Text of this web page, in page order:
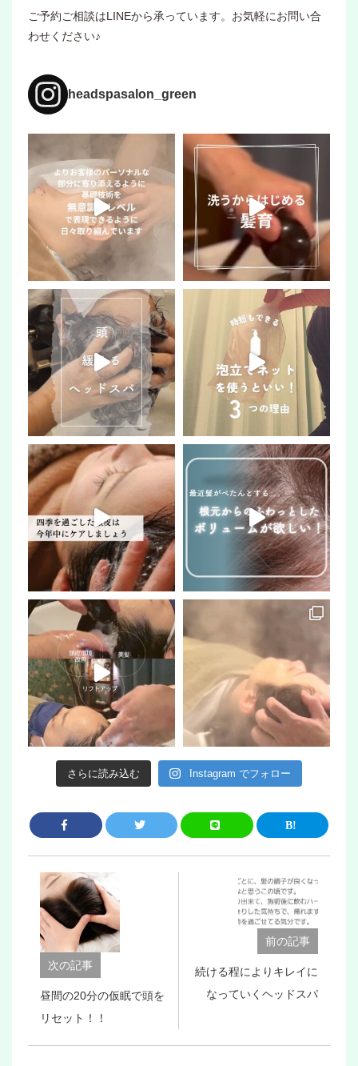
ご予約ご相談はLINEから承っています。お気軽にお問い合
わせください♪
headspasalon_green
さらに読み込む Instagram でフォロー
次の記事
昼間の20分の仮眠で頭を
リセット！！
前の記事
続ける程によりキレイに
なっていくヘッドスパ